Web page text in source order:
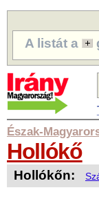
A listát a
Észak-
Hollókő
Hollókőn: